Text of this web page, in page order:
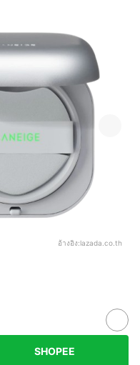
อ้างอิง:lazada.co.th
SHOPEE